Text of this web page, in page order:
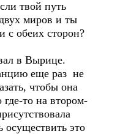
твой путь
миров и ты
с обеих сторон?
в Вырице.
еще раз не
чтобы она
где-то на втором-
осуществить это